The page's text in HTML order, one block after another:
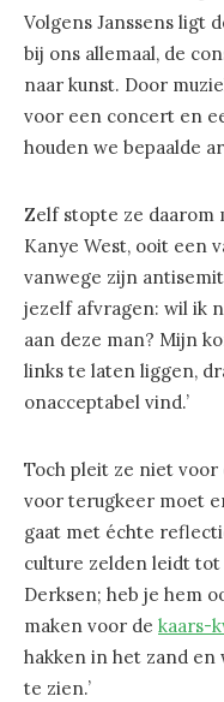
Volgens Janssens ligt
bij ons allemaal, de
naar kunst. Door
voor een concert en
houden we bepaalde
Zelf stopte ze
Kanye West, ooit een
vanwege zijn
jezelf afvragen: wil ik
aan deze man? Mijn
links te laten liggen,
onacceptabel vind.’
Toch pleit ze niet voor
voor terugkeer moet
gaat met échte
culture zelden leidt
Derksen; heb je hem
maken voor de kaars-
hakken in het zand
te zien.’